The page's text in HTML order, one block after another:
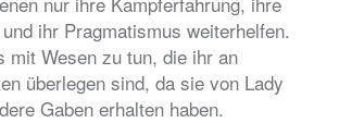
ihr Pragmatismus weiterhelfen.
mit Wesen zu tun, die ihr an
überlegen sind, da sie von Lady
Gaben erhalten haben.